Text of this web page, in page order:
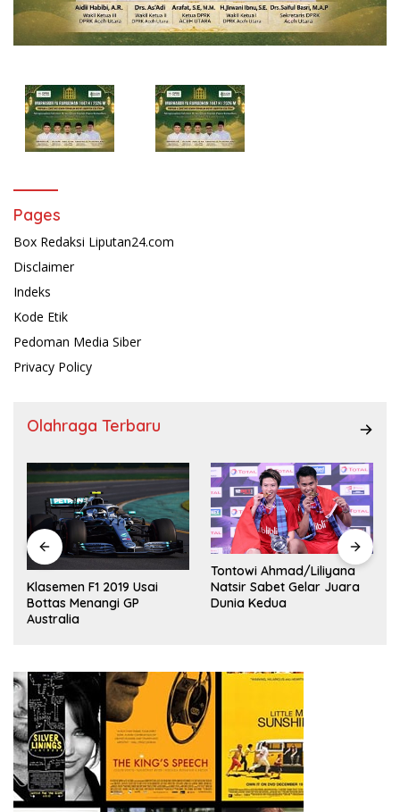
Pages
Box Redaksi Liputan24.com
Disclaimer
Indeks
Kode Etik
Pedoman Media Siber
Privacy Policy
Olahraga Terbaru
Klasemen F1 2019 Usai
Bottas Menangi GP
Australia
Tontowi Ahmad/Liliyana
Natsir Sabet Gelar Juara
Dunia Kedua